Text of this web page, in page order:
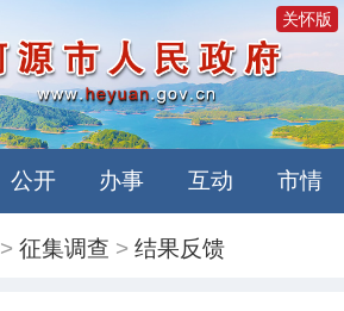
关怀版
公开 办事 互动 市情
>征集调查 >结果反馈